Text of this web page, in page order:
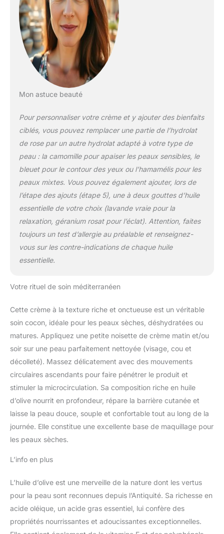
Mon astuce beauté
Pour personnaliser votre crème et y ajouter des bienfaits
ciblés, vous pouvez remplacer une partie de l’hydrolat
de rose par un autre hydrolat adapté à votre type de
peau : la camomille pour apaiser les peaux sensibles, le
bleuet pour le contour des yeux ou l’hamamélis pour les
peaux mixtes. Vous pouvez également ajouter, lors de
l’étape des ajouts (étape 5), une à deux gouttes d’huile
essentielle de votre choix (lavande vraie pour la
relaxation, géranium rosat pour l’éclat). Attention, faites
toujours un test d’allergie au préalable et renseignez-
vous sur les contre-indications de chaque huile
essentielle.
Votre rituel de soin méditerranéen
Cette crème à la texture riche et onctueuse est un véritable
soin cocon, idéale pour les peaux sèches, déshydratées ou
matures. Appliquez une petite noisette de crème matin et/ou
soir sur une peau parfaitement nettoyée (visage, cou et
décolleté). Massez délicatement avec des mouvements
circulaires ascendants pour faire pénétrer le produit et
stimuler la microcirculation. Sa composition riche en huile
d’olive nourrit en profondeur, répare la barrière cutanée et
laisse la peau douce, souple et confortable tout au long de la
journée. Elle constitue une excellente base de maquillage pour
les peaux sèches.
L’info en plus
L’huile d’olive est une merveille de la nature dont les vertus
pour la peau sont reconnues depuis l’Antiquité. Sa richesse en
acide oléique, un acide gras essentiel, lui confère des
propriétés nourrissantes et adoucissantes exceptionnelles.